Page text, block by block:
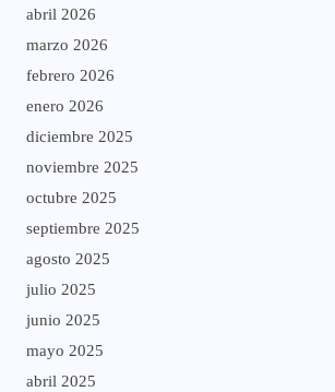
abril 2026
marzo 2026
febrero 2026
enero 2026
diciembre 2025
noviembre 2025
octubre 2025
septiembre 2025
agosto 2025
julio 2025
junio 2025
mayo 2025
abril 2025